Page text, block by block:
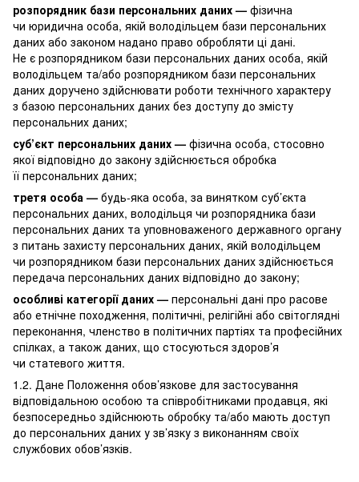
розпорядник бази персональних даних — фізична
чи юридична особа, якій володільцем бази персональних
даних або законом надано право обробляти ці дані.
Не є розпорядником бази персональних даних особа, якій
володільцем та/або розпорядником бази персональних
даних доручено здійснювати роботи технічного характеру
з базою персональних даних без доступу до змісту
персональних даних;
суб’єкт персональних даних — фізична особа, стосовно
якої відповідно до закону здійснюється обробка
її персональних даних;
третя особа — будь-яка особа, за винятком суб’єкта
персональних даних, володільця чи розпорядника бази
персональних даних та уповноваженого державного органу
з питань захисту персональних даних, якій володільцем
чи розпорядником бази персональних даних здійснюється
передача персональних даних відповідно до закону;
особливі категорії даних — персональні дані про расове
або етнічне походження, політичні, релігійні або світоглядні
переконання, членство в політичних партіях та професійних
спілках, а також даних, що стосуються здоров’я
чи статевого життя.
1.2. Дане Положення обов’язкове для застосування
відповідальною особою та співробітниками продавця, які
безпосередньо здійснюють обробку та/або мають доступ
до персональних даних у зв’язку з виконанням своїх
службових обов’язків.